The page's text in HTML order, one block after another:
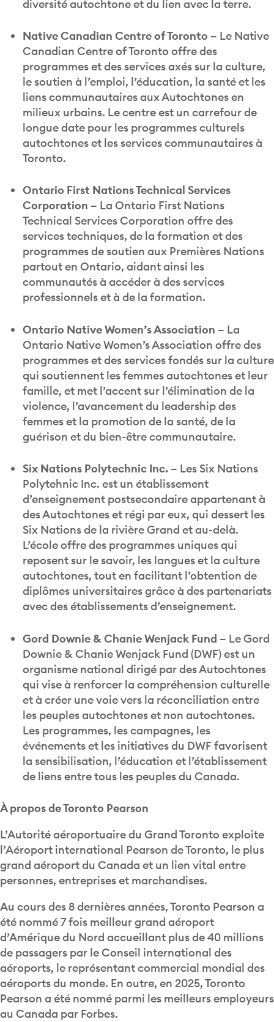
diversité autochtone et du lien avec la terre.
Native Canadian Centre of Toronto – Le Native
Canadian Centre of Toronto offre des
programmes et des services axés sur la culture,
le soutien à l’emploi, l’éducation, la santé et les
liens communautaires aux Autochtones en
milieux urbains. Le centre est un carrefour de
longue date pour les programmes culturels
autochtones et les services communautaires à
Toronto.
Ontario First Nations Technical Services
Corporation – La Ontario First Nations
Technical Services Corporation offre des
services techniques, de la formation et des
programmes de soutien aux Premières Nations
partout en Ontario, aidant ainsi les
communautés à accéder à des services
professionnels et à de la formation.
Ontario Native Women’s Association – La
Ontario Native Women’s Association offre des
programmes et des services fondés sur la culture
qui soutiennent les femmes autochtones et leur
famille, et met l’accent sur l’élimination de la
violence, l’avancement du leadership des
femmes et la promotion de la santé, de la
guérison et du bien-être communautaire.
Six Nations Polytechnic Inc. – Les Six Nations
Polytehnic Inc. est un établissement
d’enseignement postsecondaire appartenant à
des Autochtones et régi par eux, qui dessert les
Six Nations de la rivière Grand et au-delà.
L’école offre des programmes uniques qui
reposent sur le savoir, les langues et la culture
autochtones, tout en facilitant l’obtention de
diplômes universitaires grâce à des partenariats
avec des établissements d’enseignement.
Gord Downie & Chanie Wenjack Fund – Le Gord
Downie & Chanie Wenjack Fund (DWF) est un
organisme national dirigé par des Autochtones
qui vise à renforcer la compréhension culturelle
et à créer une voie vers la réconciliation entre
les peuples autochtones et non autochtones.
Les programmes, les campagnes, les
événements et les initiatives du DWF favorisent
la sensibilisation, l’éducation et l’établissement
de liens entre tous les peuples du Canada.
À propos de Toronto Pearson
L’Autorité aéroportuaire du Grand Toronto exploite
l’Aéroport international Pearson de Toronto, le plus
grand aéroport du Canada et un lien vital entre
personnes, entreprises et marchandises.
Au cours des 8 dernières années, Toronto Pearson a
été nommé 7 fois meilleur grand aéroport
d’Amérique du Nord accueillant plus de 40 millions
de passagers par le Conseil international des
aéroports, le représentant commercial mondial des
aéroports du monde. En outre, en 2025, Toronto
Pearson a été nommé parmi les meilleurs employeurs
au Canada par Forbes.